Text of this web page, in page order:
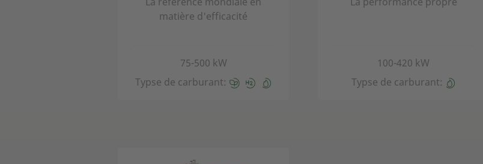
matière d'efficacité
75-500 kW
Typse de carburant:
100-420 kW
Typse de carburant: